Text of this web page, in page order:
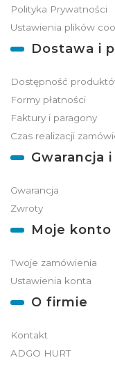
Polityka Prywatności
Ustawienia plików
Dostawa i
Dostępność
Formy płatności
Faktury i paragony
Czas realizacji
Gwarancja
Gwarancja
Zwroty
Moje konto
Twoje zamówienia
Ustawienia konta
O firmie
Kontakt
ADGO HURT